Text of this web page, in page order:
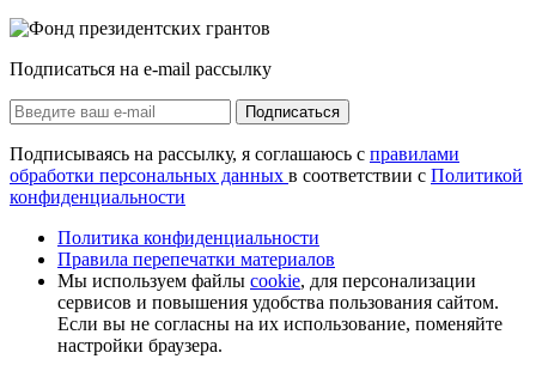
Подписаться на e-mail рассылку
Подписаться
Подписываясь на рассылку, я соглашаюсь с правилами
обработки персональных данных в соответствии с Политикой
конфиденциальности
Политика конфиденциальности
Правила перепечатки материалов
Мы используем файлы cookie, для персонализации
сервисов и повышения удобства пользования сайтом.
Если вы не согласны на их использование, поменяйте
настройки браузера.